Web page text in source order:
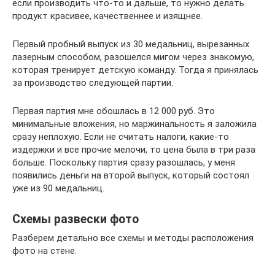
если производить что-то и дальше, то нужно делать
продукт красивее, качественнее и изящнее.
Первый пробный выпуск из 30 медальниц, вырезанных
лазерным способом, разошелся мигом через знакомую,
которая тренирует детскую команду. Тогда я принялась
за производство следующей партии.
Первая партия мне обошлась в 12 000 руб. Это
минимальные вложения, но маржинальность я заложила
сразу неплохую. Если не считать налоги, какие-то
издержки и все прочие мелочи, то цена была в три раза
больше. Поскольку партия сразу разошлась, у меня
появились деньги на второй выпуск, который состоял
уже из 90 медальниц.
Схемы развески фото
Разберем детально все схемы и методы расположения
фото на стене.